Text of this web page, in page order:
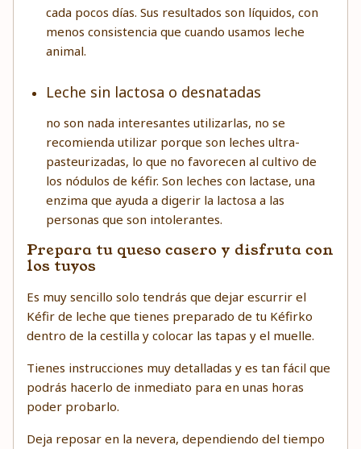
cada pocos días. Sus resultados son líquidos, con
menos consistencia que cuando usamos leche
animal.
Leche sin lactosa o desnatadas
no son nada interesantes utilizarlas, no se
recomienda utilizar porque son leches ultra-
pasteurizadas, lo que no favorecen al cultivo de
los nódulos de kéfir. Son leches con lactase, una
enzima que ayuda a digerir la lactosa a las
personas que son intolerantes.
Prepara tu queso casero y disfruta con
los tuyos
Es muy sencillo solo tendrás que dejar escurrir el
Kéfir de leche que tienes preparado de tu Kéfirko
dentro de la cestilla y colocar las tapas y el muelle.
Tienes instrucciones muy detalladas y es tan fácil que
podrás hacerlo de inmediato para en unas horas
poder probarlo.
Deja reposar en la nevera, dependiendo del tiempo